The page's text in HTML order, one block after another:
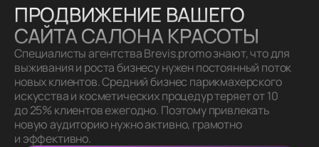
ПРОДВИЖЕНИЕ ВАШЕГО
САЙТА САЛОНА КРАСОТЫ
Специалисты агентства Brevis.promo знают, что для
выживания и роста бизнесу нужен постоянный поток
новых клиентов. Средний бизнес парикмахерского
искусства и косметических процедур теряет от 10
до 25% клиентов ежегодно. Поэтому привлекать
новую аудиторию нужно активно, грамотно
и эффективно.